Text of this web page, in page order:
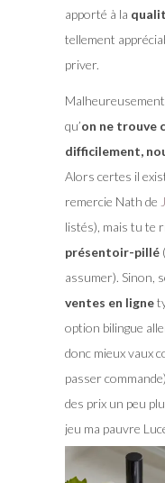
apporté à la
tellement
priver.
qu’on ne trouve
difficilement,
Alors certes il
remercie Nath de
listés), mais tu te
présentoir-pillé
assumer). Sinon,
ventes en ligne
option bilingue
donc mieux vaux
passer
des prix un peu
jeu ma pauvre